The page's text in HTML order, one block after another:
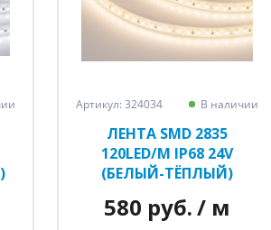
Артикул: 324034 В наличии
ЛЕНТА SMD 2835
120LED/M IP68 24V
(БЕЛЫЙ-ТЁПЛЫЙ)
580 руб./ м